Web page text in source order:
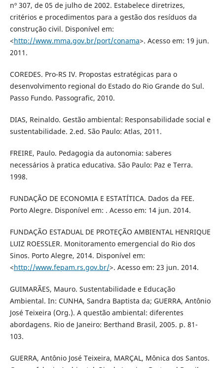
nº 307, de 05 de julho de 2002. Estabelece diretrizes,
critérios e procedimentos para a gestão dos resíduos da
construção civil. Disponível em:
<http://www.mma.gov.br/port/conama>. Acesso em: 19 jun.
2011.
COREDES. Pro-RS IV. Propostas estratégicas para o
desenvolvimento regional do Estado do Rio Grande do Sul.
Passo Fundo. Passografic, 2010.
DIAS, Reinaldo. Gestão ambiental: Responsabilidade social e
sustentabilidade. 2.ed. São Paulo: Atlas, 2011.
FREIRE, Paulo. Pedagogia da autonomia: saberes
necessários à pratica educativa. São Paulo: Paz e Terra.
1998.
FUNDAÇÃO DE ECONOMIA E ESTATÍTICA. Dados da FEE.
Porto Alegre. Disponível em: . Acesso em: 14 jun. 2014.
FUNDAÇÃO ESTADUAL DE PROTEÇÃO AMBIENTAL HENRIQUE
LUIZ ROESSLER. Monitoramento emergencial do Rio dos
Sinos. Porto Alegre, 2014. Disponível em:
<http://www.fepam.rs.gov.br/>. Acesso em: 23 jun. 2014.
GUIMARÃES, Mauro. Sustentabilidade e Educação
Ambiental. In: CUNHA, Sandra Baptista da; GUERRA, Antônio
José Teixeira (Org.). A questão ambiental: diferentes
abordagens. Rio de Janeiro: Berthand Brasil, 2005. p. 81-
103.
GUERRA, Antônio José Teixeira, MARÇAL, Mônica dos Santos.